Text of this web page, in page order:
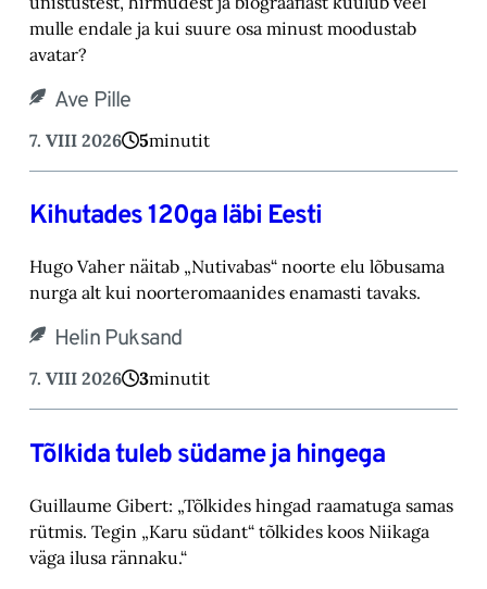
mulle endale ja kui suure osa minust moodustab
avatar? ‎
Ave Pille
7. VIII 2026 5minutit
Kihutades 120ga läbi Eesti
Hugo Vaher näitab „Nutivabas“ noorte elu lõbusama
nurga alt kui noorteromaanides ena‎masti tavaks.‎
Helin Puksand
7. VIII 2026 3minutit
Tõlkida tuleb südame ja hingega
Guillaume Gibert: „Tõlkides hingad raamatuga samas
rütmis. Tegin „Karu südant“ tõlkides koos Niikaga
väga ilusa rännaku.“